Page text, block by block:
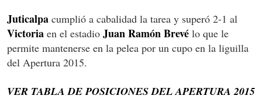
Juticalpa cumplió a cabalidad la tarea y superó 2-1 al
Victoria en el estadio Juan Ramón Brevé lo que le
permite mantenerse en la pelea por un cupo en la liguilla
del Apertura 2015.
VER TABLA DE POSICIONES DEL APERTURA 2015